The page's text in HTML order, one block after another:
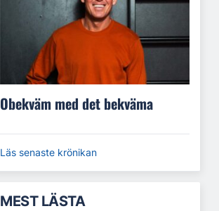
Obekväm med det bekväma
Läs senaste krönikan
MEST LÄSTA